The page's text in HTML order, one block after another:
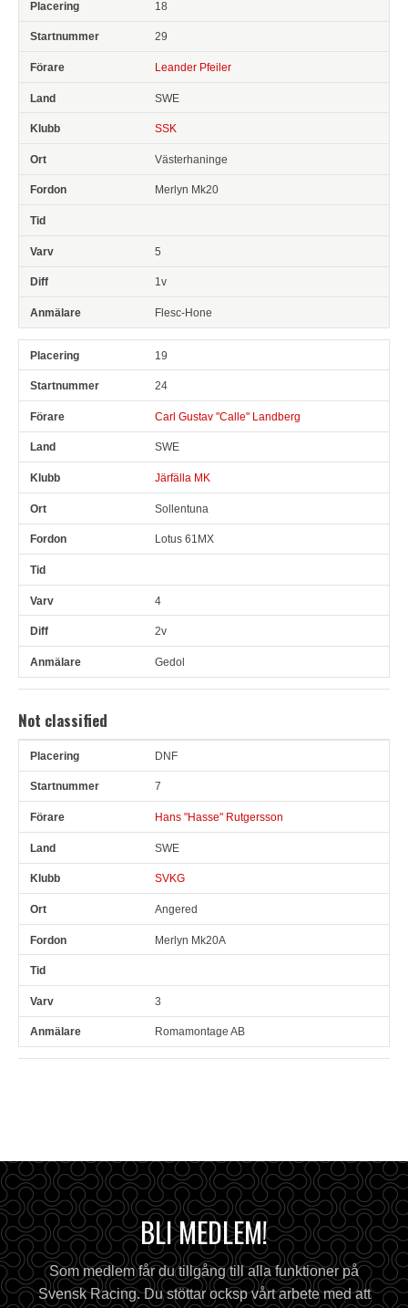
18
29
Leander Pfeiler
SWE
SSK
Västerhaninge
Merlyn Mk20
5
1v
Flesc-Hone
19
24
Carl Gustav "Calle" Landberg
SWE
Järfälla MK
Sollentuna
Lotus 61MX
4
2v
Gedol
Not classified
Pl Snr Land
DNF
7
Hans "Hasse" Rutgersson
SWE
SVKG
Angered
Merlyn Mk20A
3
Romamontage AB
BLI MEDLEM!
Som medlem får du tillgång till alla funktioner på
Svensk Racing. Du stöttar ocksp vårt arbete med att